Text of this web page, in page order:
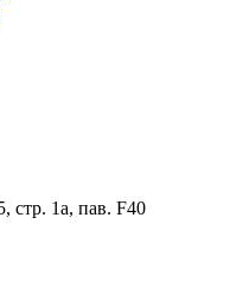
стр. 1а, пав. F40